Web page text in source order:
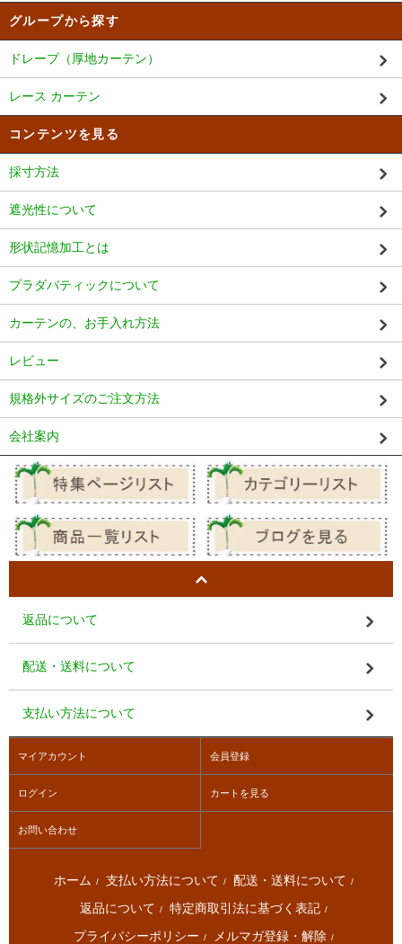
グループから探す
ドレープ（厚地カーテン）
レース カーテン
コンテンツを見る
採寸方法
遮光性について
形状記憶加工とは
プラダバティックについて
カーテンの、お手入れ方法
レビュー
規格外サイズのご注文方法
会社案内
返品について
配送・送料について
支払い方法について
マイアカウント 会員登録
ログイン カートを見る
お問い合わせ
ホーム / 支払い方法について / 配送・送料について /
返品について / 特定商取引法に基づく表記 /
プライバシーポリシー / メルマガ登録・解除 /